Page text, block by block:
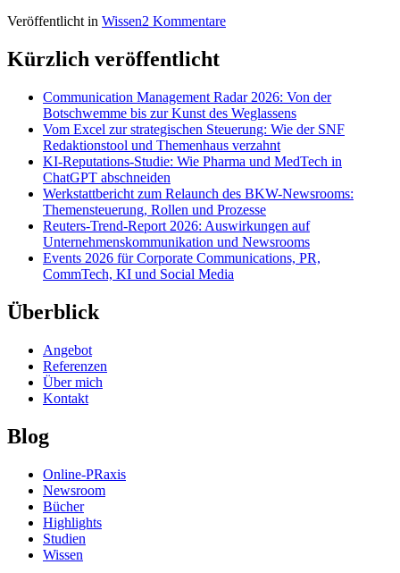
Veröffentlicht in Wissen2 Kommentare
Kürzlich veröffentlicht
Communication Management Radar 2026: Von der
Botschwemme bis zur Kunst des Weglassens
Vom Excel zur strategischen Steuerung: Wie der SNF
Redaktionstool und Themenhaus verzahnt
KI-Reputations-Studie: Wie Pharma und MedTech in
ChatGPT abschneiden
Werkstattbericht zum Relaunch des BKW-Newsrooms:
Themensteuerung, Rollen und Prozesse
Reuters-Trend-Report 2026: Auswirkungen auf
Unternehmenskommunikation und Newsrooms
Events 2026 für Corporate Communications, PR,
CommTech, KI und Social Media
Überblick
Angebot
Referenzen
Über mich
Kontakt
Blog
Online-PRaxis
Newsroom
Bücher
Highlights
Studien
Wissen